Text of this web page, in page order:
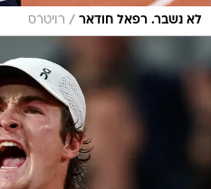
לא נשבר. רפאל חודאר / רויטרס